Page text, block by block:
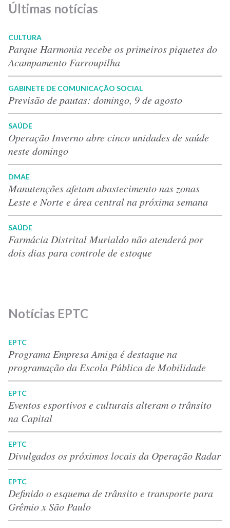
Últimas notícias
CULTURA
Parque Harmonia recebe os primeiros piquetes do
Acampamento Farroupilha
GABINETE DE COMUNICAÇÃO SOCIAL
Previsão de pautas: domingo, 9 de agosto
SAÚDE
Operação Inverno abre cinco unidades de saúde
neste domingo
DMAE
Manutenções afetam abastecimento nas zonas
Leste e Norte e área central na próxima semana
SAÚDE
Farmácia Distrital Murialdo não atenderá por
dois dias para controle de estoque
Notícias EPTC
EPTC
Programa Empresa Amiga é destaque na
programação da Escola Pública de Mobilidade
EPTC
Eventos esportivos e culturais alteram o trânsito
na Capital
EPTC
Divulgados os próximos locais da Operação Radar
EPTC
Definido o esquema de trânsito e transporte para
Grêmio x São Paulo